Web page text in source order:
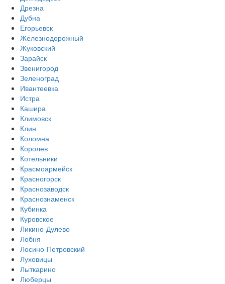
Дрезна
Дубна
Егорьевск
Железнодорожный
Жуковский
Зарайск
Звенигород
Зеленоград
Ивантеевка
Истра
Кашира
Климовск
Клин
Коломна
Королев
Котельники
Красмоармейск
Красногорск
Краснозаводск
Краснознаменск
Кубинка
Куровское
Ликино-Дулево
Лобня
Лосино-Петровский
Луховицы
Лыткарино
Люберцы